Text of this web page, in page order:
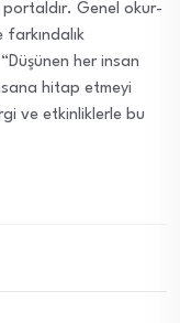
portaldır. Genel okur-
her insan
hitap etmeyi
ve etkinliklerle bu